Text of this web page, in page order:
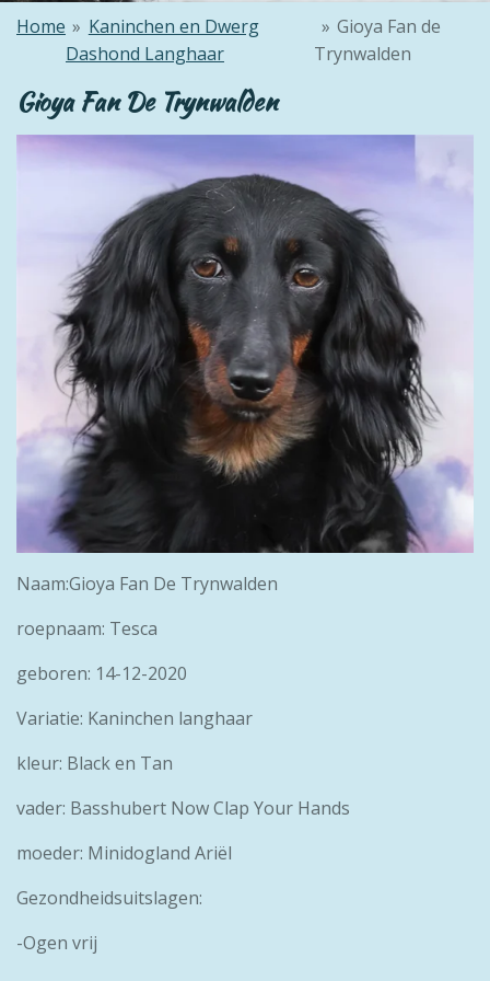
Home » Kaninchen en Dwerg
Dashond Langhaar
» Gioya Fan de
Trynwalden
Gioya Fan De Trynwalden
Naam:Gioya Fan De Trynwalden
roepnaam: Tesca
geboren: 14-12-2020
Variatie: Kaninchen langhaar
kleur: Black en Tan
vader: Basshubert Now Clap Your Hands
moeder: Minidogland Ariël
Gezondheidsuitslagen:
-Ogen vrij